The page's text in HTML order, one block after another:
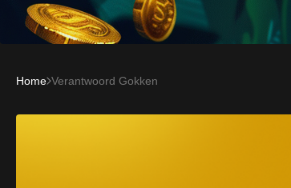
Home Verantwoord Gokken